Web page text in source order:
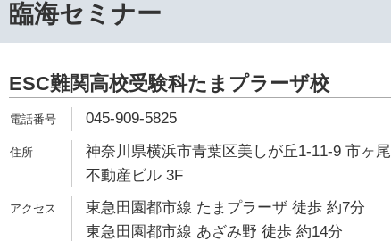
臨海セミナー
ESC難関高校受験科たまプラーザ校
045-909-5825
神奈川県横浜市青葉区美しが丘1-11-9 市ヶ尾
不動産ビル 3F
東急田園都市線 たまプラーザ 徒歩 約7分
東急田園都市線 あざみ野 徒歩 約14分